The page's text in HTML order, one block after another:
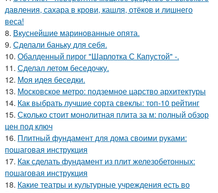
давления, сахара в крови, кашля, отёков и лишнего
веса!
8. Вкуснейшие маринованные опята.
9. Сделали баньку для себя.
10. Обалденный пирог "Шарлотка С Капустой" -.
11. Сделал летом беседочку.
12. Моя идея беседки.
13. Московское метро: подземное царство архитектуры
14. Как выбрать лучшие сорта свеклы: топ-10 рейтинг
15. Сколько стоит монолитная плита за м: полный обзор
цен под ключ
16. Плитный фундамент для дома своими руками:
пошаговая инструкция
17. Как сделать фундамент из плит железобетонных:
пошаговая инструкция
18. Какие театры и культурные учреждения есть во